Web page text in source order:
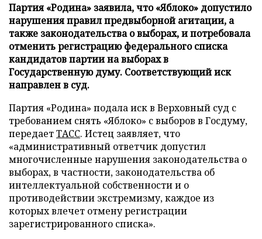
Партия «Родина» заявила, что «Яблоко» допустило
нарушения правил предвыборной агитации, а
также законодательства о выборах, и потребовала
отменить регистрацию федерального списка
кандидатов партии на выборах в
Государственную думу. Соответствующий иск
направлен в суд.
Партия «Родина» подала иск в Верховный суд с
требованием снять «Яблоко» с выборов в Госдуму,
передаетТАСС. Истец заявляет, что
«административный ответчик допустил
многочисленные нарушения законодательства о
выборах, в частности, законодательства об
интеллектуальной собственности и о
противодействии экстремизму, каждое из
которых влечет отмену регистрации
зарегистрированного списка».